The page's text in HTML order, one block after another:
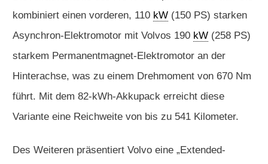
kombiniert einen vorderen, 110 kW (150 PS) starken
Asynchron-Elektromotor mit Volvos 190 kW (258 PS)
starkem Permanentmagnet-Elektromotor an der
Hinterachse, was zu einem Drehmoment von 670 Nm
führt. Mit dem 82-kWh-Akkupack erreicht diese
Variante eine Reichweite von bis zu 541 Kilometer.
Des Weiteren präsentiert Volvo eine „Extended-